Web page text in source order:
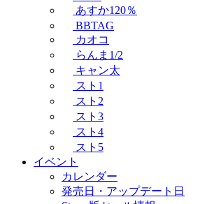
あすか120％
BBTAG
カオコ
らんま1/2
キャン太
スト1
スト2
スト3
スト4
スト5
イベント
カレンダー
発売日・アップデート日